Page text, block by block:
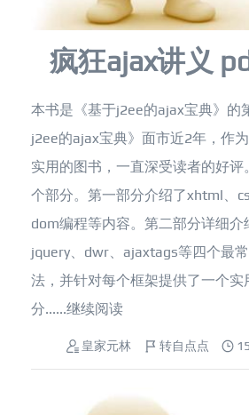
疯狂ajax讲义
本书是《基于j2ee的ajax宝典》的
j2ee的ajax宝典》面市近2年，作为
实用的图书，一直深受读者的好评
个部分。第一部分介绍了xhtml、
dom编程等内容。第二部分详细介
jquery、dwr、ajaxtags等四个最
法，并针对每个框架提供了一个实
分......继续阅读
皇家元林 转自点点